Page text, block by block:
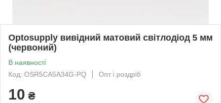
Optosupply вивідний матовий світлодіод 5 мм
(червоний)
В наявності
Код: OSR5CA5A34G-PQ
Опт і роздріб
10 ₴